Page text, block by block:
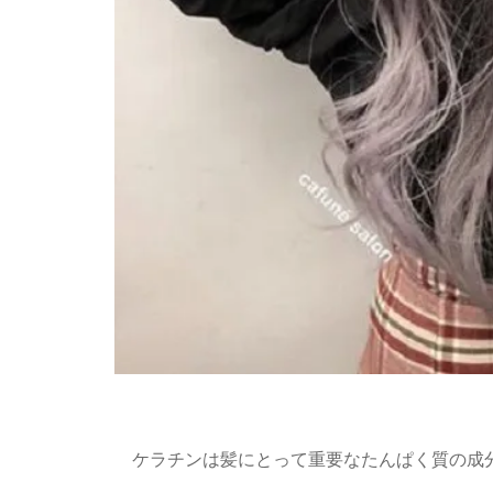
ケラチンは髪にとって重要なたんぱく質の成